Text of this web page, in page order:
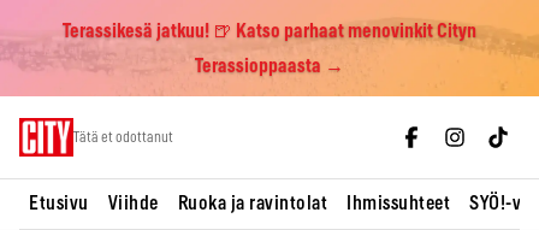
Terassikesä jatkuu! 🍺 Katso parhaat menovinkit Cityn
Terassioppaasta →
Tätä et odottanut
Etusivu Viihde Ruoka ja ravintolat Ihmissuhteet SYÖ!-